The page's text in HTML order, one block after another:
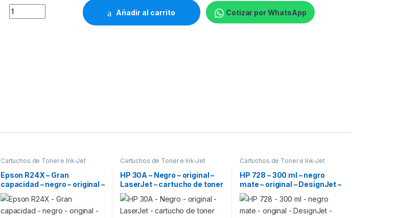
Epson T664 - Amarillo - original - recarga de tinta - para Epson L380, L386, L395, L495; EcoTank ET-
Añadir al carrito Cotizar por WhatsApp
Cartuchos de Toner e Ink-Jet
Epson R24X – Gran
capacidad – negro – original –
paquete de tinta – para
WorkForce Pro WF-R8590,
WF-R8590 D3TWFC, WF-
Cartuchos de Toner e Ink-Jet
HP 30A – Negro – original –
LaserJet – cartucho de toner
(CF230A) – para LaserJet
Pro M203dn, M203dw,
M227fdw, MFP M227fdn,
Cartuchos de Toner e Ink-Jet
HP 728 – 300 ml – negro
mate – original – DesignJet –
cartucho de tinta – para
DesignJet T730, T830